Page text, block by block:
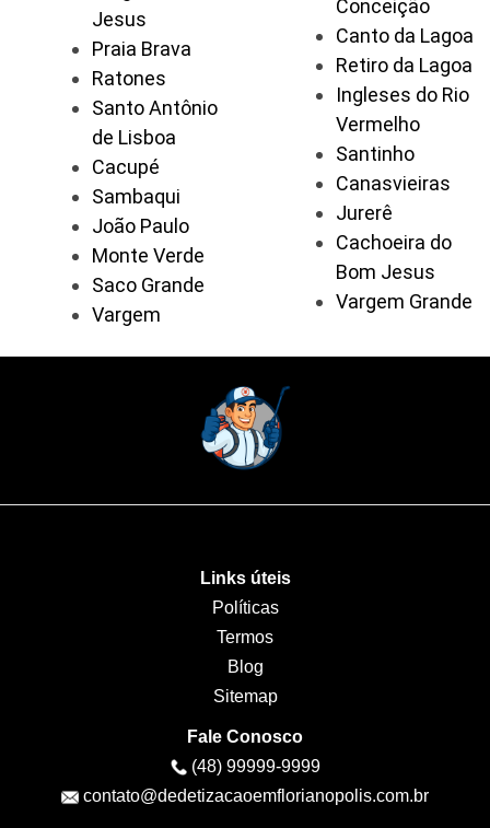
Jesus
Praia Brava
Ratones
Santo Antônio
de Lisboa
Cacupé
Sambaqui
João Paulo
Monte Verde
Saco Grande
Vargem
Conceição
Canto da Lagoa
Retiro da Lagoa
Ingleses do Rio
Vermelho
Santinho
Canasvieiras
Jurerê
Cachoeira do
Bom Jesus
Vargem Grande
Links úteis
Políticas
Termos
Blog
Sitemap
Fale Conosco
(48) 99999-9999
contato@dedetizacaoemflorianopolis.com.br